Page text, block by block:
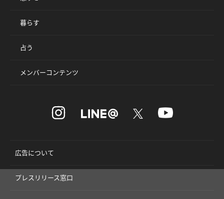
暮らす
占う
メンバーコンテンツ
広告について
プレスリリース窓口